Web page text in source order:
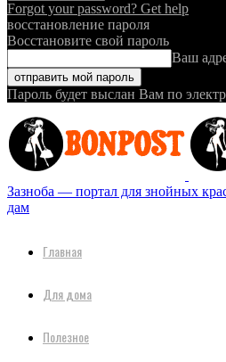
Forgot your password? Get help
восстановление пароля
Восстановите свой пароль
Ваш
Пароль будет выслан Вам по
Зазноба — портал для знойных
дам
Главная
Для дома
Полезное